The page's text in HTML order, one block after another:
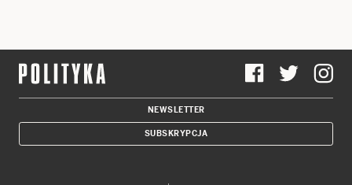
NEWSLETTER
SUBSKRYPCJA